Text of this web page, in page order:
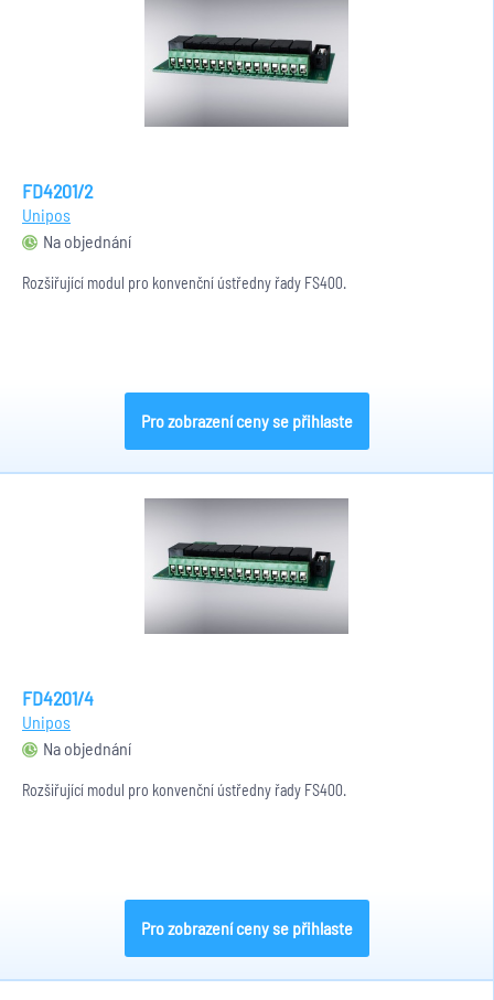
FD4201/2
Unipos
Na objednání
Rozšiřující modul pro konvenční ústředny řady FS400.
Pro zobrazení ceny se přihlaste
FD4201/4
Unipos
Na objednání
Rozšiřující modul pro konvenční ústředny řady FS400.
Pro zobrazení ceny se přihlaste